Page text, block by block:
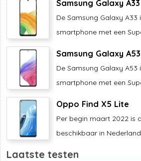
Samsung Galaxy A33
De Samsung Galaxy A33
smartphone met een
Samsung Galaxy A53
De Samsung Galaxy A53
smartphone met een
Oppo Find X5 Lite
Per begin maart 2022 is
beschikbaar in
Laatste testen